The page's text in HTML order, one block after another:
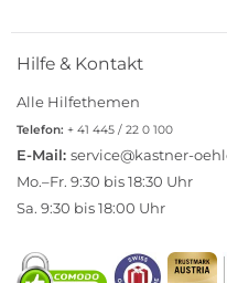
Hilfe & Kontakt
Alle Hilfethemen
Telefon: + 41 445 / 22 0 100
E-Mail: service@kastner-
Mo.–Fr. 9:30 bis 18:30 Uhr
Sa. 9:30 bis 18:00 Uhr